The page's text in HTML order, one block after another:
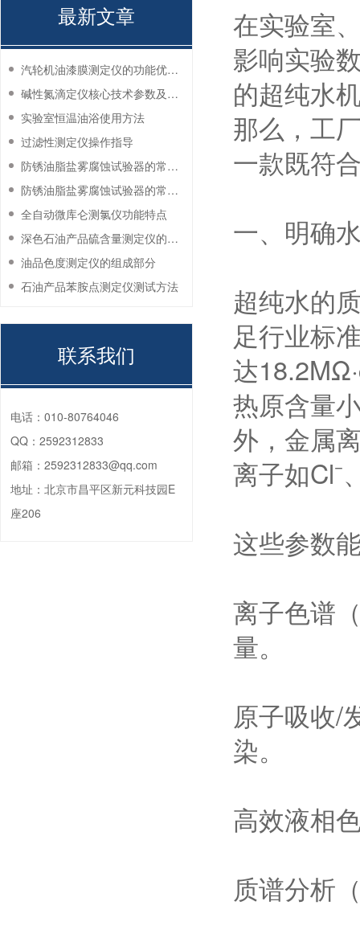
在实验室
影响实验
的超纯水
那么，工
一款既符
一、明确
超纯水的
足行业标
达
热原含量
外，金属
离子如Cl⁻
这些参数
离子色谱
量。
原子吸收/
染。
高效液相
质谱分析
最新文章
汽轮机油漆膜测定仪的功能优势有哪些？
碱性氮滴定仪核心技术参数及应用说明
实验室恒温油浴使用方法
过滤性测定仪操作指导
防锈油脂盐雾腐蚀试验器的常见故障与解决方法
防锈油脂盐雾腐蚀试验器的常见故障与解决方法
全自动微库仑测氯仪功能特点
深色石油产品硫含量测定仪的工作环境要求
油品色度测定仪的组成部分
石油产品苯胺点测定仪测试方法
联系我们
电话： 010-80764046
QQ： 2592312833
邮箱： 2592312833@qq.com
地址： 北京市昌平区新元科技园E
座206